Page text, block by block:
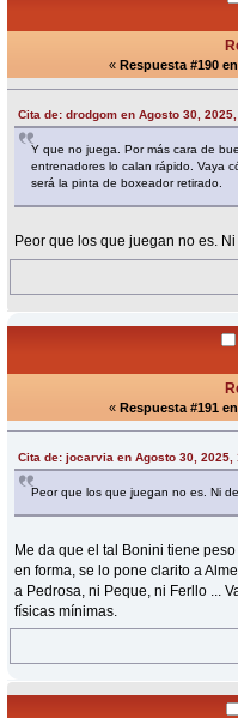
« Respuesta #190
Cita de: drodgom en Agosto 30,
Y que no juega. Por más cara de
entrenadores lo calan rápido. Vaya
será la pinta de boxeador retirado.
Peor que los que juegan no es.
« Respuesta #191
Cita de: jocarvia en Agosto 30, 2025,
Peor que los que juegan no es. Ni de
Me da que el tal Bonini tiene
en forma, se lo pone clarito a
a Pedrosa, ni Peque, ni Ferllo ...
físicas mínimas.